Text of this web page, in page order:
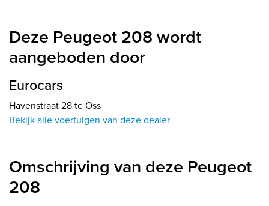
Deze Peugeot 208 wordt
aangeboden door
Eurocars
Havenstraat 28 te Oss
Bekijk alle voertuigen van deze dealer
Omschrijving van deze Peugeot
208